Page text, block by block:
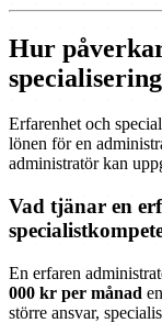
Hur
Erfarenhet och
lönen för en
administratör kan
Vad tjänar en
En erfaren
000 kr per månad
större ansvar,